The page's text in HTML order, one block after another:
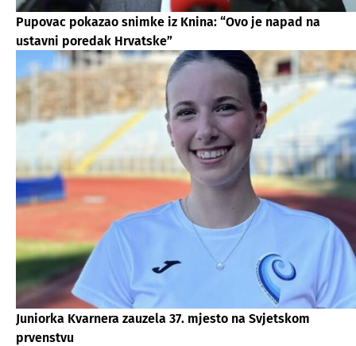
Pupovac pokazao snimke iz Knina: “Ovo je napad na
ustavni poredak Hrvatske”
Juniorka Kvarnera zauzela 37. mjesto na Svjetskom
prvenstvu